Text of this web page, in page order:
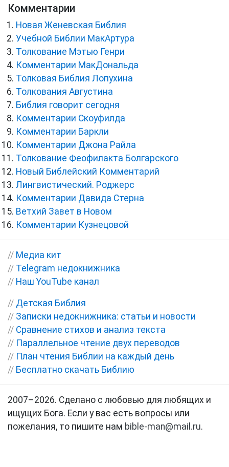
Комментарии
Новая Женевская Библия
Учебной Библии МакАртура
Толкование Мэтью Генри
Комментарии МакДональда
Толковая Библия Лопухина
Толкования Августина
Библия говорит сегодня
Комментарии Скоуфилда
Комментарии Баркли
Комментарии Джона Райла
Толкование Феофилакта Болгарского
Новый Библейский Комментарий
Лингвистический. Роджерс
Комментарии Давида Стерна
Ветхий Завет в Новом
Комментарии Кузнецовой
// Медиа кит
// Telegram недокнижника
// Наш YouTube канал
// Детская Библия
// Записки недокнижника: статьи и новости
// Сравнение стихов и анализ текста
// Параллельное чтение двух переводов
// План чтения Библии на каждый день
// Бесплатно скачать Библию
2007–2026. Сделано с любовью для любящих и
ищущих Бога. Если у вас есть вопросы или
пожелания, то пишите нам bible-man@mail.ru.